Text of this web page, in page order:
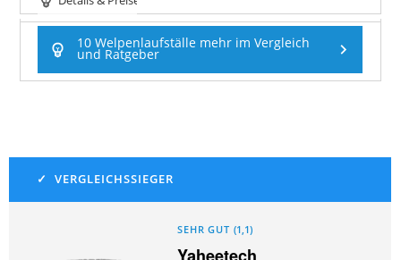
10 Welpenlaufställe mehr im Vergleich
und Ratgeber
SEHR GUT (1,1)